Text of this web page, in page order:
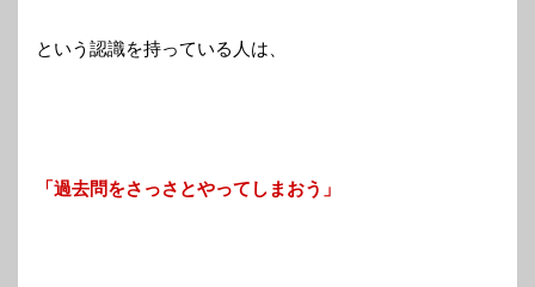
という認識を持っている人は、
「過去問をさっさとやってしまおう」